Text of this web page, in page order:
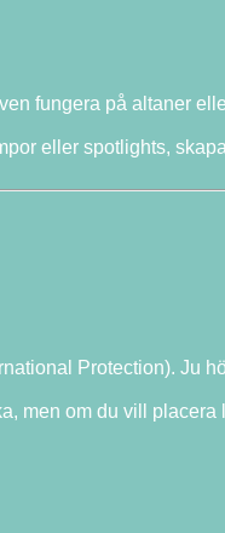
fungera på altaner
eller spotlights,
Protection). Ju
men om du vill